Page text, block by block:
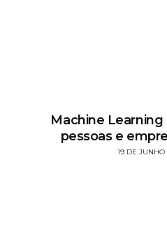
Machine Learning
pessoas e
19 DE JUNHO